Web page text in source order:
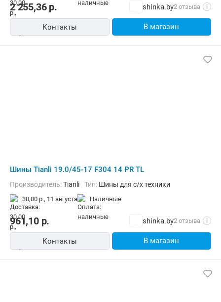
2 255,36р. shinka.by2 отзыва i
Контакты В магазин
Шины Tianli 19.0/45-17 F304 14 PR TL
Производитель:Tianli Тип: Шины для с/х техники
30,00 р., 11 августа наличные
961,10р. shinka.by2 отзыва i
Контакты В магазин